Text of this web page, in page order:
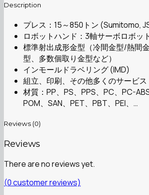
Description
プレス：15～850トン (Sumitomo,
ロボットハンド：3軸サーボロボッ
標準射出成形金型（冷間金型/熱間
型、多数個取り金型など）
インモールドラベリング (IMD)
組立、印刷、その他多くのサービス
材質：PP、PS、PPS、PC、PC-
POM、SAN、PET、PBT、PEI、…
Reviews (0)
Reviews
There are no reviews yet.
(0customer reviews)